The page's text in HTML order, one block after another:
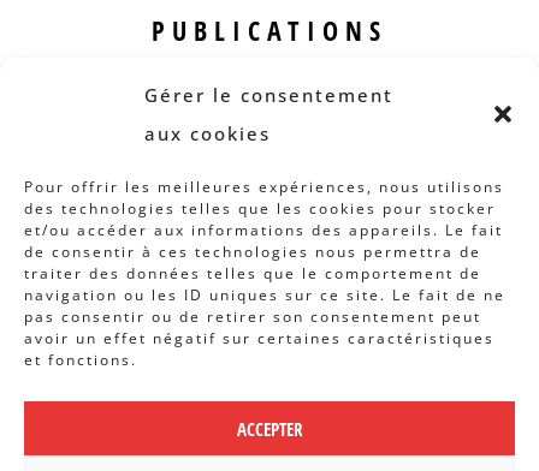
Gérer le consentement
aux cookies
Pour offrir les meilleures expériences, nous utilisons
des technologies telles que les cookies pour stocker
et/ou accéder aux informations des appareils. Le fait
de consentir à ces technologies nous permettra de
traiter des données telles que le comportement de
navigation ou les ID uniques sur ce site. Le fait de ne
pas consentir ou de retirer son consentement peut
avoir un effet négatif sur certaines caractéristiques
et fonctions.
ACCEPTER
PUBLICATIONS
Revue B.I.S.
Rapports et analyses
Articles
AUTRES INFOS
Actions
Concertation
Archives
POLITIQUE DE CONFIDENTIALITÉ|